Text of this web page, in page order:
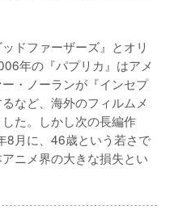
ドファーザーズ』とオリ
年の『パプリカ』はアメ
・ノーランが『インセプ
など、海外のフィルムメ
た。しかし次の長編作
8月に、46歳という若さで
ニメ界の大きな損失とい